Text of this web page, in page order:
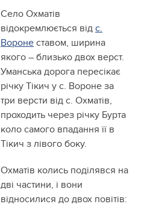
Село Охматів
відокремлюється від с.
Вороне ставом, ширина
якого – близько двох верст.
Уманська дорога пересікає
річку Тікич у с. Вороне за
три версти від с. Охматів,
проходить через річку Бурта
коло самого впадання її в
Тікич з лівого боку.
Охматів колись поділявся на
дві частини, і вони
відносилися до двох повітів: